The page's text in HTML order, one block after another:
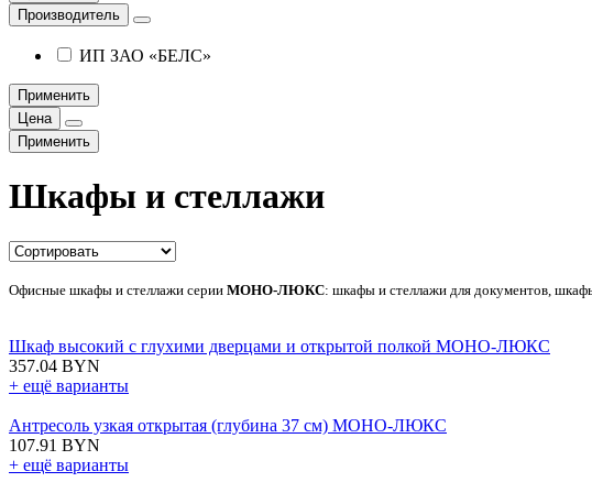
Производитель
ИП ЗАО «БЕЛС»
Применить
Цена
Применить
Шкафы и стеллажи
Офисные шкафы и стеллажи серии МОНО-ЛЮКС: шкафы и стеллажи для документов,
Шкаф высокий с глухими дверцами и открытой полкой МОНО-ЛЮКС
357.04 BYN
+ ещё варианты
Антресоль узкая открытая (глубина 37 см) МОНО-ЛЮКС
107.91 BYN
+ ещё варианты